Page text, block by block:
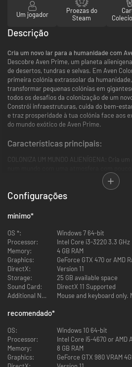
Um jogador
Proezas do
Steam
Descrição
Cria um novo lar para a humanidade com
Descobre Aven Prime, um planeta
de desertos, tundras e selvas. Em Aven
primeira colónia extrassolar da
transformar pequenas colónias em
todos os desafios da colonização de um
Constrói infraestruturas, cuida do bem-
e traz prosperidade à tua colónia face aos
do mundo exótico de Aven Prime.
Características principais:
COLONIZA UM MUNDO ALIENÍGENA: Cria
tempestades elétricas, chuvas de
erupções de gases tóxicos mortíferos
geotérmicos e dias tão grandes quanto
CONHECE OS NATIVOS: Encontra várias
impiedosa infeção fúngica conhecida como
Configurações
mínimo*
OS *:
Windows 7 64-bit
Processor:
Intel Core i3-3220 3.3 GHz
Memory:
4 GB RAM
Graphics:
GeForce GTX 470 or AMD
DirectX:
Version 11
Storage:
25 GB available space
Sound Card:
DirectX 11 Supported
Additional Notes:
recomendado*
OS:
Windows 10 64-bit
Processor:
Intel Core i5-4670 or AMD
Memory:
8 GB RAM
Graphics:
GeForce GTX 980 VRAM